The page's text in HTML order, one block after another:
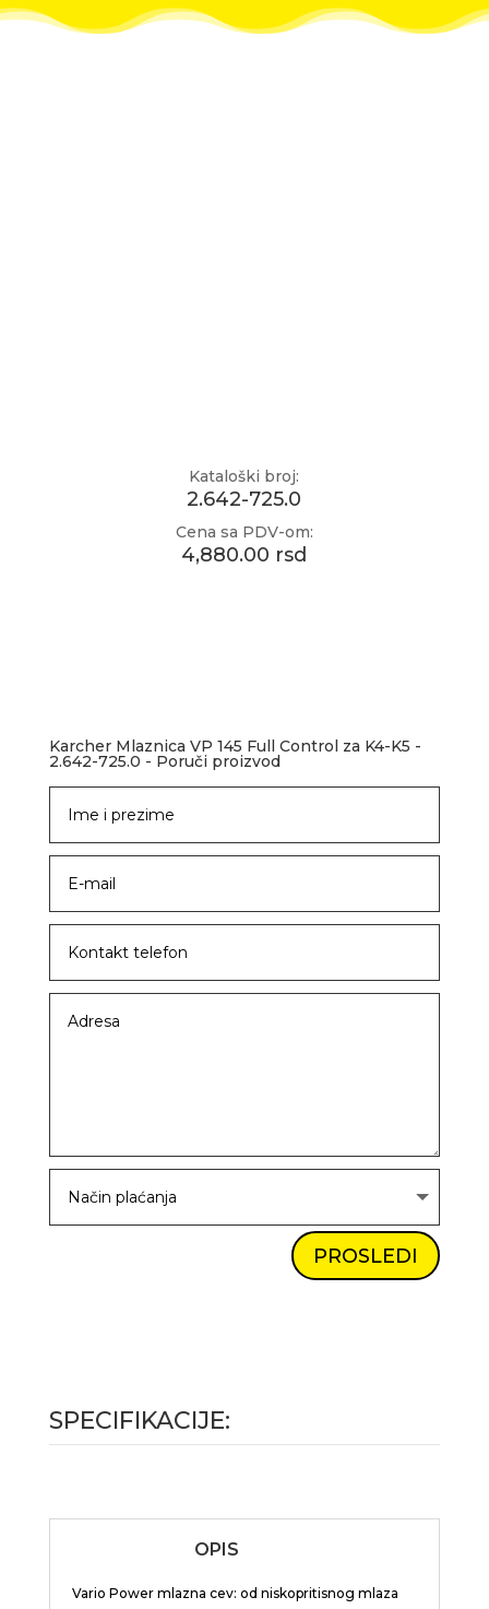
Kataloški broj:
2.642-725.0
Cena sa PDV-om:
4,880.00 rsd
Karcher Mlaznica VP 145 Full Control za K4-K5 -
2.642-725.0 - Poruči proizvod
PROSLEDI
SPECIFIKACIJE:
OPIS
Vario Power mlazna cev: od niskopritisnog mlaza